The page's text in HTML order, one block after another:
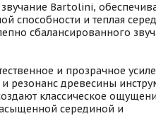
Bartolini,
способности и теплая
сбалансированного
и прозрачное
резонанс древесины
классическое
серединой и